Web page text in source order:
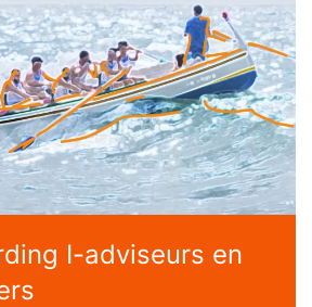
I-adviseurs en